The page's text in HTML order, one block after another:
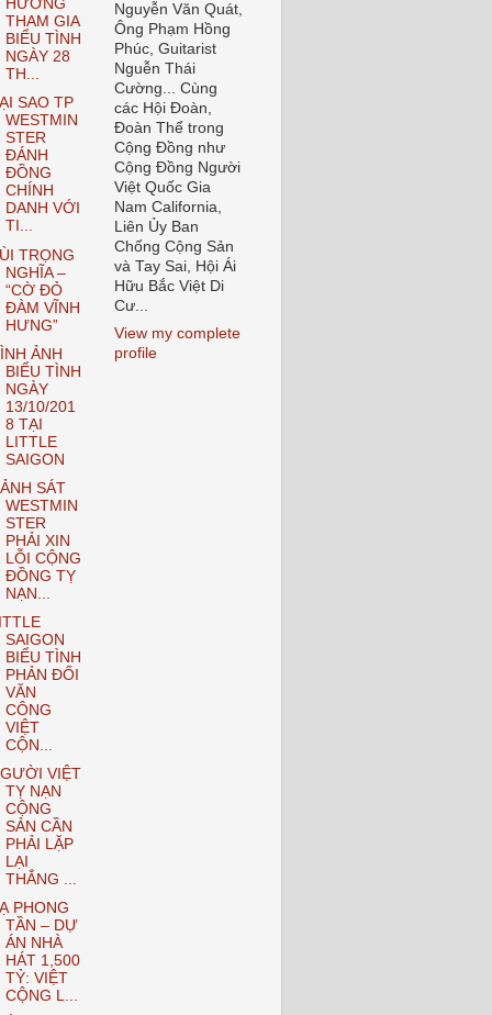
HƯƠNG
THAM GIA
BIỂU TÌNH
NGÀY 28
TH...
SAO TP
WESTMIN
STER
ĐÁNH
ĐỒNG
CHÍNH
DANH VỚI
TI...
TRỌNG
NGHĨA –
“CỜ ĐỎ
ĐÀM VĨNH
HƯNG”
ẢNH
BIỂU TÌNH
NGÀY
13/10/201
8 TẠI
LITTLE
SAIGON
SÁT
WESTMIN
STER
PHẢI XIN
LỖI CỘNG
ĐỒNG TỴ
NẠN...
SAIGON
BIỂU TÌNH
PHẢN ĐỐI
VĂN
CÔNG
VIỆT
CỘN...
VIỆT
TỴ NẠN
CỘNG
SẢN CẦN
PHẢI LẶP
LẠI
THẮNG ...
PHONG
TẦN – DỰ
ÁN NHÀ
HÁT 1,500
TỶ: VIỆT
CỘNG L...
Nguyễn Văn Quát,
Ông Phạm Hồng
Phúc, Guitarist
Nguễn Thái
Cường... Cùng
các Hội Đoàn,
Đoàn Thể trong
Cộng Đồng như
Cộng Đồng Người
Việt Quốc Gia
Nam California,
Liên Ủy Ban
Chống Cộng Sản
và Tay Sai, Hội Ái
Hữu Bắc Việt Di
Cư...
View my complete
profile